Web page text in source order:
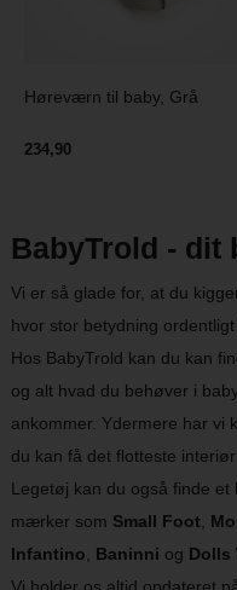
Høreværn til baby, Grå
234,90
BabyTrold - dit
Vi er så glade for, at du
hvor stor betydning
Hos BabyTrold kan du kan
og alt hvad du behøver i
ankommer. Ydermere har vi
du kan få det flotteste
Legetøj kan du også finde
mærker som Small Foot
Infantino
Baninni og Dolls
Vi holder os altid opdateret